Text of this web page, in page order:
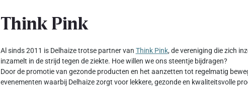
Think Pink
Al sinds 2011 is Delhaize trotse partner van Think Pink, de vereniging die zich
inzamelt in de strijd tegen de ziekte. Hoe willen we ons steentje bijdragen?
Door de promotie van gezonde producten en het aanzetten tot regelmatig
evenementen waarbij Delhaize zorgt voor lekkere, gezonde en kwaliteitsvolle